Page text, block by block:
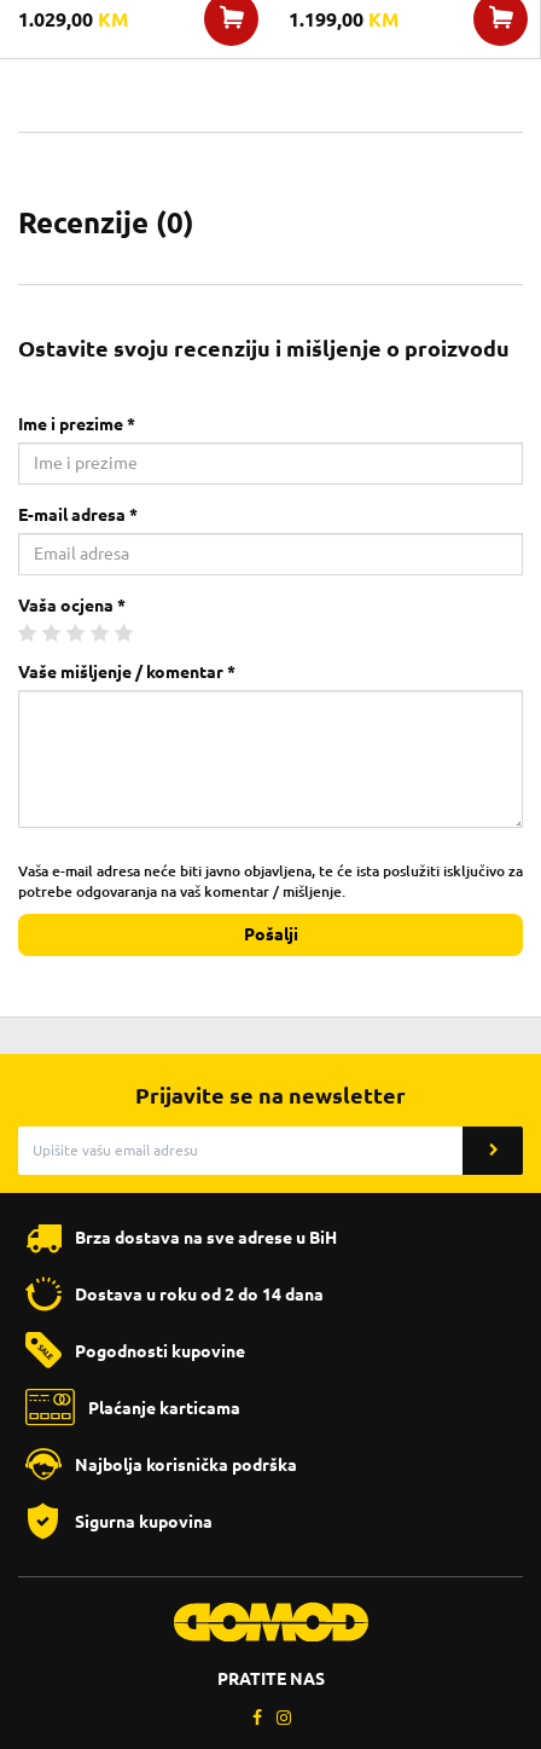
1.029,00 KM 1.199,00 KM
Recenzije (0)
Ostavite svoju recenziju i mišljenje o proizvodu
Ime i prezime *
E-mail adresa *
Vaša ocjena *
Vaše mišljenje / komentar *
Vaša e-mail adresa neće biti javno objavljena, te će ista poslužiti isključivo za
potrebe odgovaranja na vaš komentar / mišljenje.
Pošalji
Prijavite se na newsletter
Brza dostava na sve adrese u BiH
Dostava u roku od 2 do 14 dana
Pogodnosti kupovine
Plaćanje karticama
Najbolja korisnička podrška
Sigurna kupovina
PRATITE NAS